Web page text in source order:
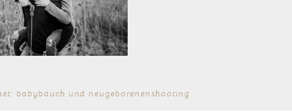
babybauch und neugeborenenshooting